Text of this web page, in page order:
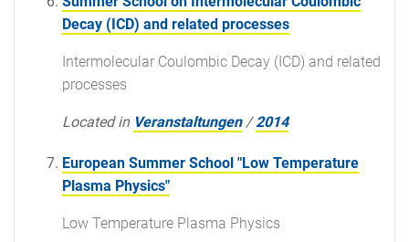
Decay (ICD) and related processes
Intermolecular Coulombic Decay (ICD) and related
processes
Located in Veranstaltungen /2014
European Summer School "Low Temperature
Plasma Physics"
Low Temperature Plasma Physics